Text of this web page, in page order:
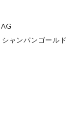
ャンパンゴールド